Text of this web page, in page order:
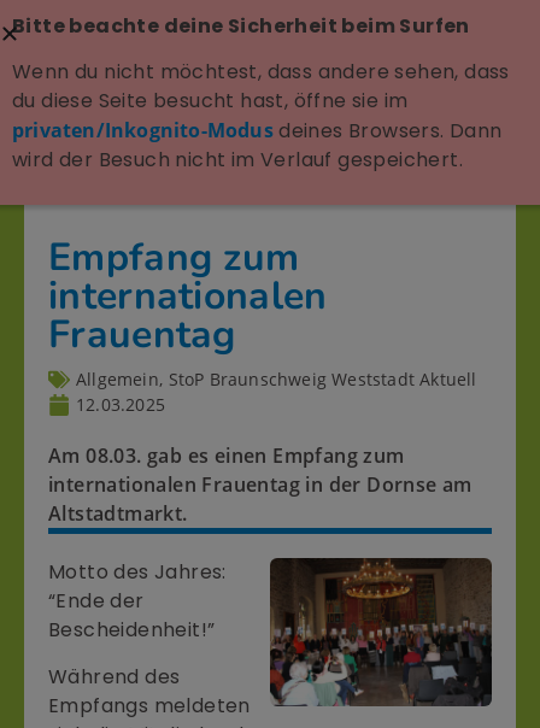
Empfang zum
internationalen
Frauentag
Allgemein, StoP Braunschweig Weststadt Aktuell
12.03.2025
Am 08.03. gab es einen Empfang zum
internationalen Frauentag in der Dornse am
Altstadtmarkt.
Motto des Jahres:
“Ende der
Bescheidenheit!”
Während des
Empfangs meldeten
Bitte beachte deine Sicherheit beim Surfen
Wenn du nicht möchtest, dass andere sehen, dass
du diese Seite besucht hast, öffne sie im
privaten/Inkognito-Modusdeines Browsers. Dann
wird der Besuch nicht im Verlauf gespeichert.